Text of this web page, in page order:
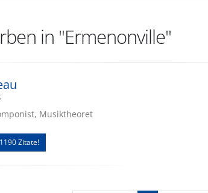
in "Ermenonville"
Musiktheoret
Zitate!